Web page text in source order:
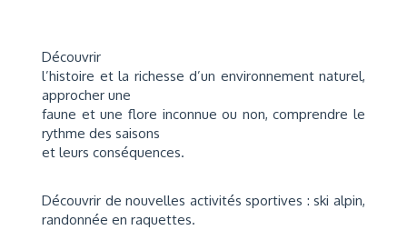
Découvrir
l’histoire et la richesse d’un environnement naturel,
appro­cher une
faune et une flore inconnue ou non, comprendre le
rythme des saisons
et leurs conséquences.
Découvrir de nouvelles activités sportives : ski alpin,
randonnée en raquettes.